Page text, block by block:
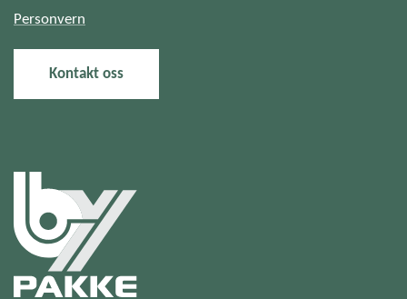
Personvern
Kontakt oss